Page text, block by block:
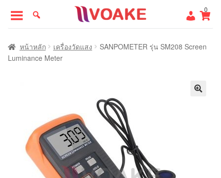
to
navigation
to
content
0
หน้าแรก
หน้าหลัก เครื่องวัดแสง
SANPOMETER รุ่น SM208 Screen
Luminance Meter